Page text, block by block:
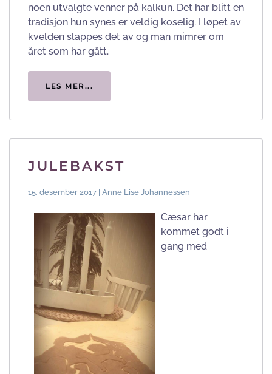
noen utvalgte venner på kalkun. Det har blitt en
tradisjon hun synes er veldig koselig. I løpet av
kvelden slappes det av og man mimrer om
året som har gått.
LES MER...
JULEBAKST
15. desember 2017 | Anne Lise Johannessen
Cæsar har
kommet godt i
gang med